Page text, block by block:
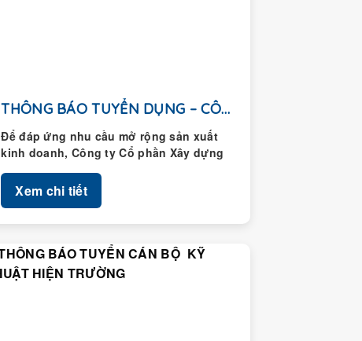
THÔNG BÁO TUYỂN DỤNG – CÔNG TY CỔ...
Để đáp ứng nhu cầu mở rộng sản xuất
kinh doanh, Công ty Cổ phần Xây dựng
Xem chi tiết